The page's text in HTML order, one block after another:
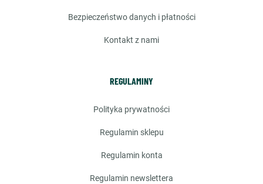
bezpieczeństwo danych i płatności
kontakt z nami
REGULAMINY
polityka prywatności
regulamin sklepu
regulamin konta
regulamin newslettera